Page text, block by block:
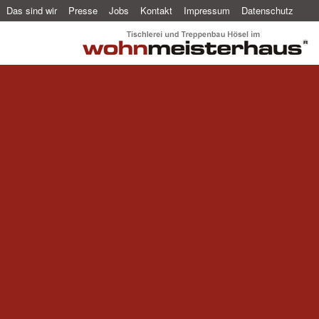
Das sind wir Presse Jobs Kontakt Impressum Datenschutz